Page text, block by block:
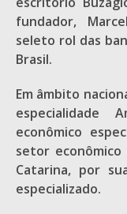
fundador,
seleto rol das
Brasil.
Em âmbito
especialidade
econômico
setor econômico
Catarina, por
especializado.